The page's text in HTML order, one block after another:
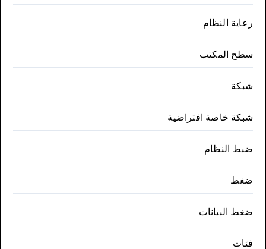
رعاية النظام
سطح المكتب
شبكة
شبكة خاصة افتراضية
ضبط النظام
ضغط
ضغط البيانات
فئات